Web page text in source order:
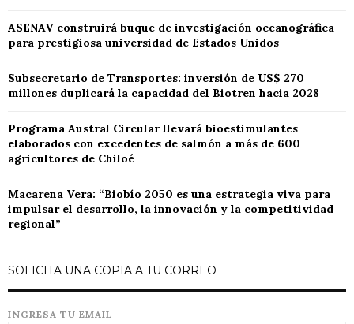
ASENAV construirá buque de investigación oceanográfica
para prestigiosa universidad de Estados Unidos
Subsecretario de Transportes: inversión de US$ 270
millones duplicará la capacidad del Biotren hacia 2028
Programa Austral Circular llevará bioestimulantes
elaborados con excedentes de salmón a más de 600
agricultores de Chiloé
Macarena Vera: “Biobío 2050 es una estrategia viva para
impulsar el desarrollo, la innovación y la competitividad
regional”
SOLICITA UNA COPIA A TU CORREO
INGRESA TU EMAIL